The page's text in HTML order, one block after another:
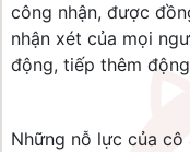
công nhận, được
nhận xét của mọi
động, tiếp thêm
Những nỗ lực của